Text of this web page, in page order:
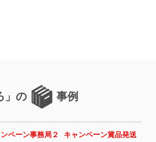
」の 事例
ペーン事務局２
キャンペーン賞品発送